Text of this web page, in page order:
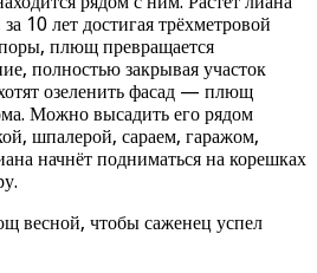
10 лет достигая трёхметровой
плющ превращается
полностью закрывая участок
озеленить фасад — плющ
Можно высадить его рядом
шпалерой, сараем, гаражом,
начнёт подниматься на корешках
весной, чтобы саженец успел